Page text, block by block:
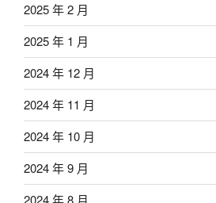
2025 年 2 月
2025 年 1 月
2024 年 12 月
2024 年 11 月
2024 年 10 月
2024 年 9 月
2024 年 8 月